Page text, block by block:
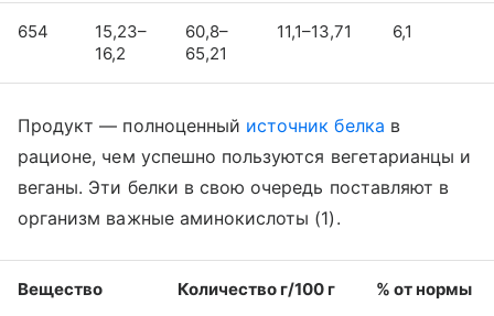
654
15,23–
16,2
60,8–
65,21
11,1–13,71 6,1
Продукт — полноценный источник белка в
рационе, чем успешно пользуются вегетарианцы и
веганы. Эти белки в свою очередь поставляют в
организм важные аминокислоты (1).
Вещество Количество г/100 г % от нормы